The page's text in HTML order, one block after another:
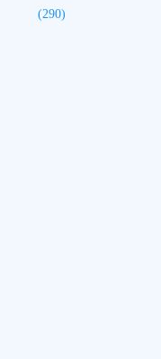
(290)